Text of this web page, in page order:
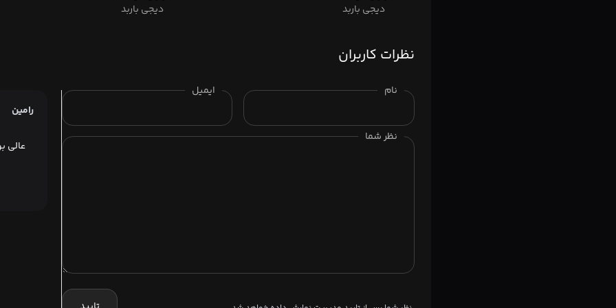
دیجی باربد دیجی باربد
نظرات کاربران
نام ایمیل
نظر شما
رامین
عالی